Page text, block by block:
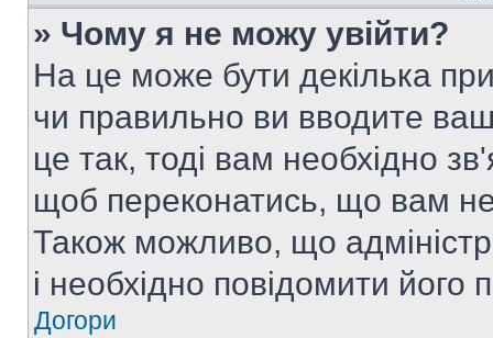
» Чому я не можу увійти?
На це може бути декілька
чи правильно ви вводите
це так, тоді вам необхідно
щоб переконатись, що вам
Також можливо, що
і необхідно повідомити
Догори